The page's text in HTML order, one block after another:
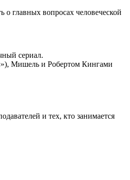
о главных вопросах человеческой
сериал.
Мишель и Робертом Кингами
и тех, кто занимается